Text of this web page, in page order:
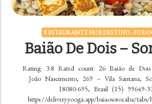
RESTAURANTE NORDESTINO -
Baião De Dois –
Rating: 3.8 Rated count: 26 Baião de
João Nascimento, 269 – Vila Santana,
18080-695, Brasil (15) 99649-
https://delivery.yooga.app/baiaosorocaba/